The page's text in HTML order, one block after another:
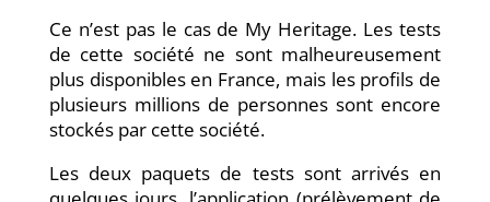
Ce n’est pas le cas de My Heritage. Les tests
de cette société ne sont malheureusement
plus disponibles en France, mais les profils de
plusieurs millions de personnes sont encore
stockés par cette société.
Les deux paquets de tests sont arrivés en